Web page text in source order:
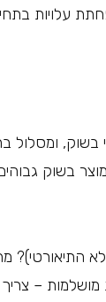
עלויות
בשוק, ומסלול
בשוק
התיאורטי)?
–